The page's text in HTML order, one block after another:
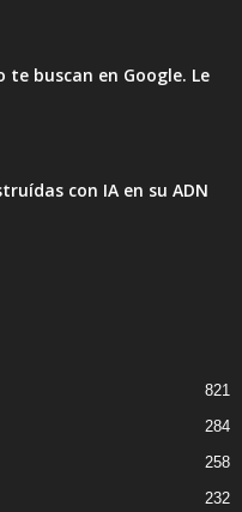
te buscan en Google. Le
con IA en su ADN
821
284
258
232